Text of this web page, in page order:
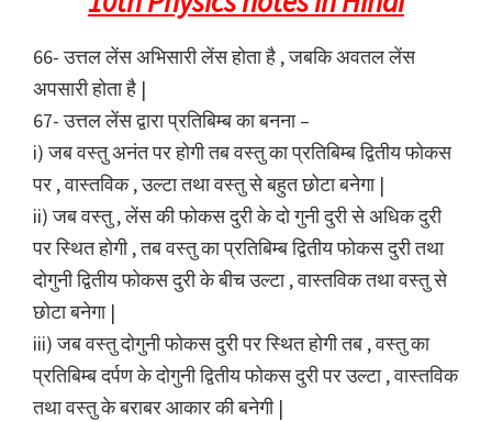
66- उत्तल लेंस अभिसारी लेंस होता है , जबकि अवतल लेंस
अपसारी होता है |
67- उत्तल लेंस द्वारा प्रतिबिम्ब का बनना –
i) जब वस्तु अनंत पर होगी तब वस्तु का प्रतिबिम्ब द्वितीय फोकस
पर , वास्तविक , उल्टा तथा वस्तु से बहुत छोटा बनेगा |
ii) जब वस्तु , लेंस की फोकस दुरी के दो गुनी दुरी से अधिक दुरी
पर स्थित होगी , तब वस्तु का प्रतिबिम्ब द्वितीय फोकस दुरी तथा
दोगुनी द्वितीय फोकस दुरी के बीच उल्टा , वास्तविक तथा वस्तु से
छोटा बनेगा |
iii) जब वस्तु दोगुनी फोकस दुरी पर स्थित होगी तब , वस्तु का
प्रतिबिम्ब दर्पण के दोगुनी द्वितीय फोकस दुरी पर उल्टा , वास्तविक
तथा वस्तु के बराबर आकार की बनेगी |